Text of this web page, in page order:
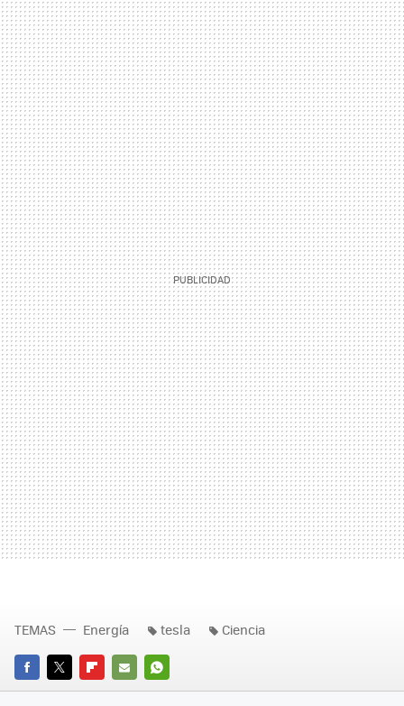
FACEBOOK
TWITTERFLIPBOARD
E-
WHATSAPP
TEMAS Energía tesla Ciencia